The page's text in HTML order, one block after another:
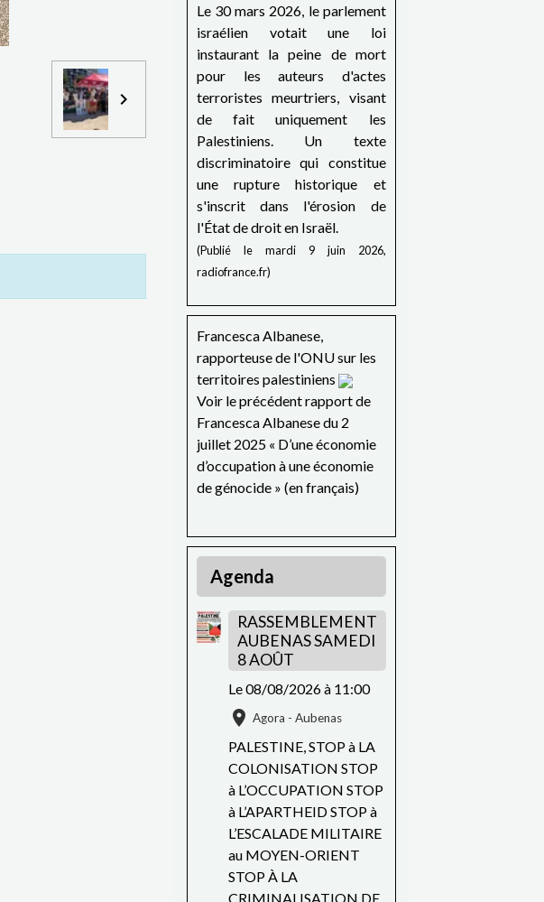
Le 30 mars 2026, le parlement
israélien votait une loi
instaurant la peine de mort
pour les auteurs d'actes
terroristes meurtriers, visant
de fait uniquement les
Palestiniens. Un texte
discriminatoire qui constitue
une rupture historique et
s'inscrit dans l'érosion de
l'État de droit en Israël.
(Publié le mardi 9 juin 2026,
radiofrance.fr)
Francesca Albanese,
rapporteuse de l'ONU sur les
territoires palestiniens
Voir le précédent rapport de
Francesca Albanese du 2
juillet 2025 « D’une économie
d’occupation à une économie
de génocide » (en français)
Agenda
RASSEMBLEMENT
AUBENAS SAMEDI
8 AOÛT
Le 08/08/2026à 11:00
Agora - Aubenas
PALESTINE, STOP à LA
COLONISATION STOP
à L’OCCUPATION STOP
à L’APARTHEID STOP à
L’ESCALADE MILITAIRE
au MOYEN-ORIENT
STOP À LA
CRIMINALISATION DE